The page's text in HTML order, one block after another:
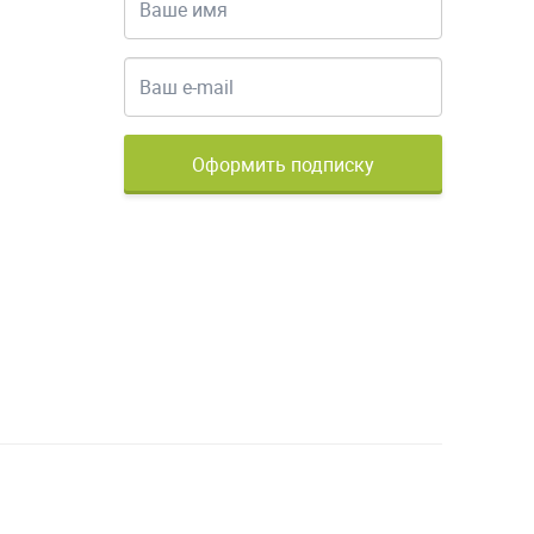
Оформить подписку